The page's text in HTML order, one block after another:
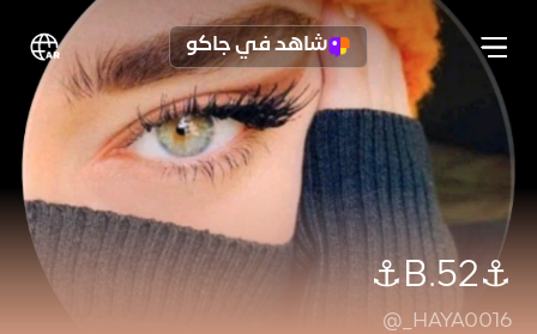
شاهد في جاكو
⚓️B.52⚓️
@_HAYA0016